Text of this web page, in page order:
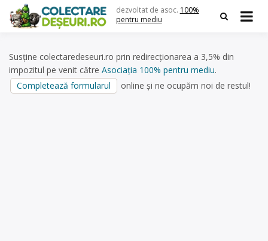
content
dezvoltat de asoc. 100%
pentru mediu
Susține colectaredeseuri.ro prin redirecționarea a 3,5% din
impozitul pe venit către Asociația 100% pentru mediu.
Completează formularul
online și ne ocupăm noi de restul!